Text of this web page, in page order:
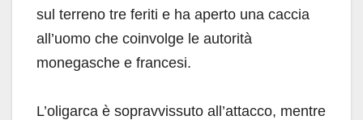
sul terreno tre feriti e ha aperto una caccia
all’uomo che coinvolge le autorità
monegasche e francesi.
L’oligarca è sopravvissuto all’attacco, mentre